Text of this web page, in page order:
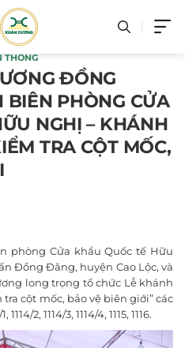
THÔNG
ĐỒNG
PHÒNG CỬA
NGHỊ – KHÁNH
TRA CỘT MỐC,
phòng Cửa khẩu Quốc tế Hữu
Đồng Đăng, huyện Cao Lộc, và
long trọng tổ chức Lễ khánh
cột mốc, bảo vệ biên giới” các
1114/2, 1114/3, 1114/4, 1115, 1116.